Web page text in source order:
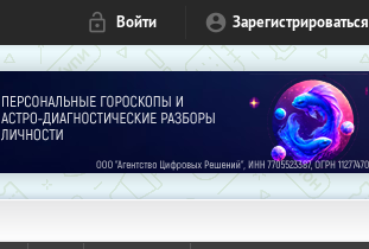
Войти Зарегистрироваться